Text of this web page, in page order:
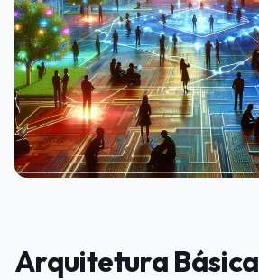
Arquitetura Básica